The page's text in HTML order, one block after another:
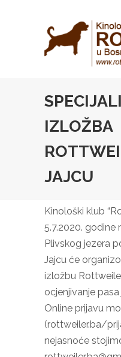
IZLOŽBA
JAJCU
Kinološki klub
5.7.2020. godine
Plivskog jezera
Jajcu će
izložbu
ocjenjivanje
Online prijavu
(rottweiler.ba/
nejasnoće